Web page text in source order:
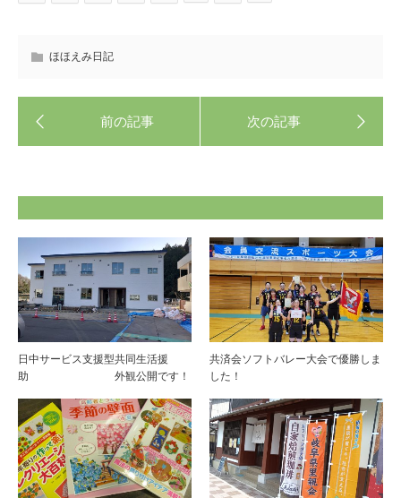
ほほえみ日記
日中サービス支援型共同生活援
助 外観公開です！
共済会ソフトバレー大会で優勝しま
した！